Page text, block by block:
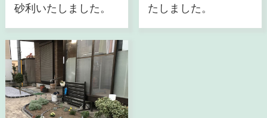
砂利いたしました。
たしました。